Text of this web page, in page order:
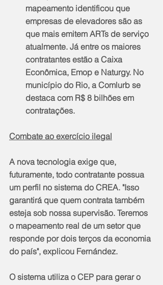
mapeamento identificou que
empresas de elevadores são as
que mais emitem ARTs de serviço
atualmente. Já entre os maiores
contratantes estão a Caixa
Econômica, Emop e Naturgy. No
município do Rio, a Comlurb se
destaca com R$ 8 bilhões em
contratações.
Combate ao exercício ilegal
​A nova tecnologia exige que,
futuramente, todo contratante possua
um perfil no sistema do CREA. "Isso
garantirá que quem contrata também
esteja sob nossa supervisão. Teremos
o mapeamento real de um setor que
responde por dois terços da economia
do país", explicou Fernández.
​O sistema utiliza o CEP para gerar o